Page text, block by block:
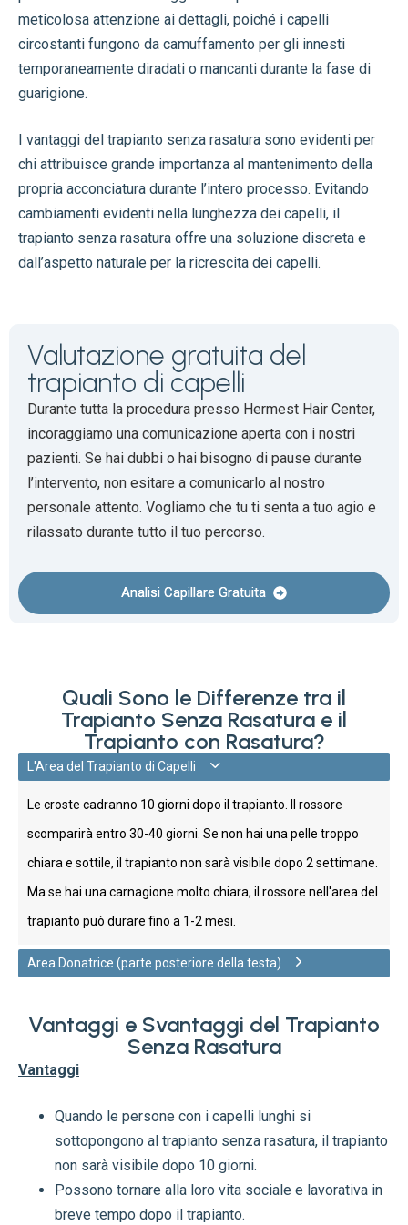
meticolosa attenzione ai dettagli, poiché i capelli
circostanti fungono da camuffamento per gli innesti
temporaneamente diradati o mancanti durante la fase di
guarigione.
I vantaggi del trapianto senza rasatura sono evidenti per
chi attribuisce grande importanza al mantenimento della
propria acconciatura durante l’intero processo. Evitando
cambiamenti evidenti nella lunghezza dei capelli, il
trapianto senza rasatura offre una soluzione discreta e
dall’aspetto naturale per la ricrescita dei capelli.
Valutazione gratuita del
trapianto di capelli
Durante tutta la procedura presso Hermest Hair Center,
incoraggiamo una comunicazione aperta con i nostri
pazienti. Se hai dubbi o hai bisogno di pause durante
l’intervento, non esitare a comunicarlo al nostro
personale attento. Vogliamo che tu ti senta a tuo agio e
rilassato durante tutto il tuo percorso.
Analisi Capillare Gratuita
Quali Sono le Differenze tra il
Trapianto Senza Rasatura e il
Trapianto con Rasatura?
L'Area del Trapianto di Capelli
Le croste cadranno 10 giorni dopo il trapianto. Il rossore
scomparirà entro 30-40 giorni. Se non hai una pelle troppo
chiara e sottile, il trapianto non sarà visibile dopo 2 settimane.
Ma se hai una carnagione molto chiara, il rossore nell'area del
trapianto può durare fino a 1-2 mesi.
Area Donatrice (parte posteriore della testa)
Vantaggi e Svantaggi del Trapianto
Senza Rasatura
Vantaggi
Quando le persone con i capelli lunghi si
sottopongono al trapianto senza rasatura, il trapianto
non sarà visibile dopo 10 giorni.
Possono tornare alla loro vita sociale e lavorativa in
breve tempo dopo il trapianto.